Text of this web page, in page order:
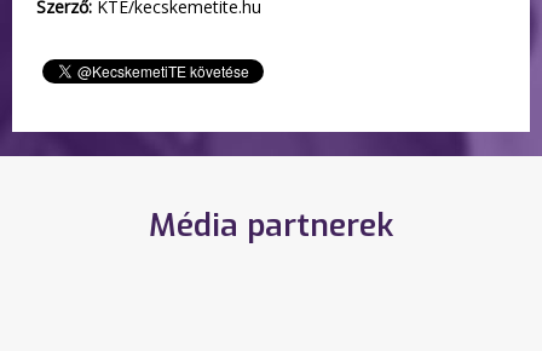
Szerző: KTE/kecskemetite.hu
Média partnerek